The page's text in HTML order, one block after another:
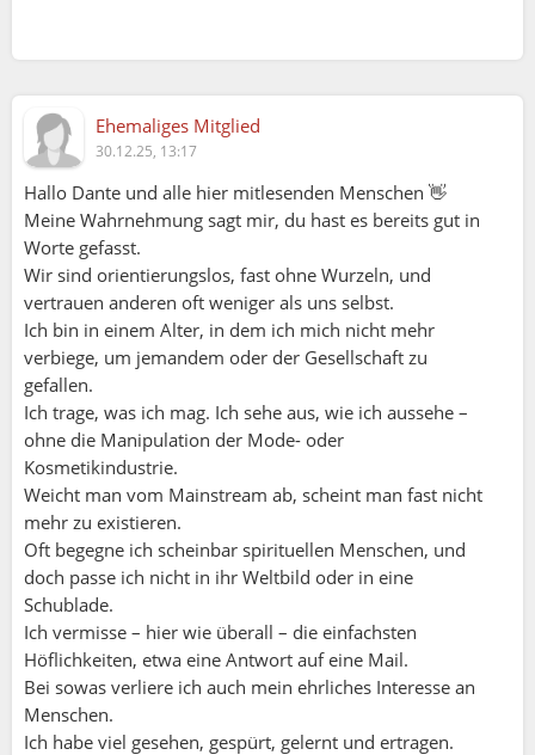
Ehemaliges Mitglied
30.12.25, 13:17
Hallo Dante und alle hier mitlesenden Menschen 👋
Meine Wahrnehmung sagt mir, du hast es bereits gut in
Worte gefasst.
Wir sind orientierungslos, fast ohne Wurzeln, und
vertrauen anderen oft weniger als uns selbst.
Ich bin in einem Alter, in dem ich mich nicht mehr
verbiege, um jemandem oder der Gesellschaft zu
gefallen.
Ich trage, was ich mag. Ich sehe aus, wie ich aussehe –
ohne die Manipulation der Mode- oder
Kosmetikindustrie.
Weicht man vom Mainstream ab, scheint man fast nicht
mehr zu existieren.
Oft begegne ich scheinbar spirituellen Menschen, und
doch passe ich nicht in ihr Weltbild oder in eine
Schublade.
Ich vermisse – hier wie überall – die einfachsten
Höflichkeiten, etwa eine Antwort auf eine Mail.
Bei sowas verliere ich auch mein ehrliches Interesse an
Menschen.
Ich habe viel gesehen, gespürt, gelernt und ertragen.